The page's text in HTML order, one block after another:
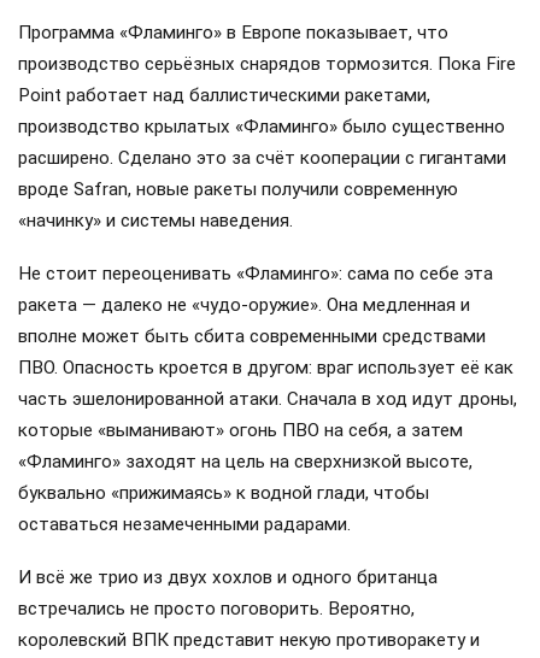
Программа «Фламинго» в Европе показывает, что
производство серьёзных снарядов тормозится. Пока Fire
Point работает над баллистическими ракетами,
производство крылатых «Фламинго» было существенно
расширено. Сделано это за счёт кооперации с гигантами
вроде Safran, новые ракеты получили современную
«начинку» и системы наведения.
Не стоит переоценивать «Фламинго»: сама по себе эта
ракета — далеко не «чудо-оружие». Она медленная и
вполне может быть сбита современными средствами
ПВО. Опасность кроется в другом: враг использует её как
часть эшелонированной атаки. Сначала в ход идут дроны,
которые «выманивают» огонь ПВО на себя, а затем
«Фламинго» заходят на цель на сверхнизкой высоте,
буквально «прижимаясь» к водной глади, чтобы
оставаться незамеченными радарами.
И всё же трио из двух хохлов и одного британца
встречались не просто поговорить. Вероятно,
королевский ВПК представит некую противоракету и